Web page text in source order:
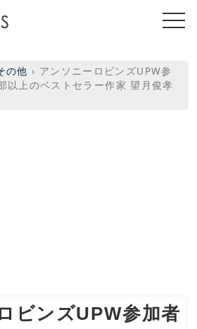
の他 › アンソニーロビンズUPW参
以上のベストセラー作家 望月俊孝
ビンズUPW参加者